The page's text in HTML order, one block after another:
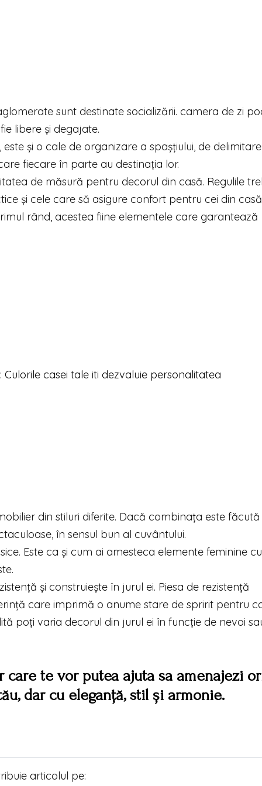
sunt destinate socializării. camera de zi
libere și degajate.
și o cale de organizare a spașțiului, de
fiecare în parte au destinația lor.
de măsură pentru decorul din casă. Regulile
și cele care să asigure confort pentru cei din
rând, acestea fiine elementele care garantează
Culorile casei tale iti dezvaluie personalitatea
din stiluri diferite. Dacă combinața este
în sensul bun al cuvântului.
Este ca și cum ai amesteca elemente feminine
și construiește în jurul ei. Piesa de rezistență
care imprimă o anume stare de spririt pentru
poți varia decorul din jurul ei în funcție de nevoi
te vor putea ajuta sa amenajezi
dar cu eleganță, stil și armonie.
articolul pe: